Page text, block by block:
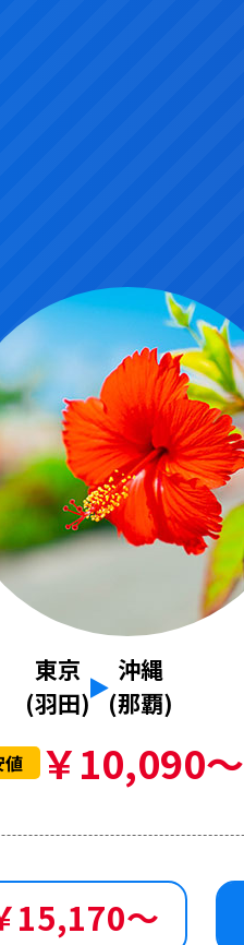
東京
(羽田)
沖縄
(那覇)
値 ￥10,090～
15,170～